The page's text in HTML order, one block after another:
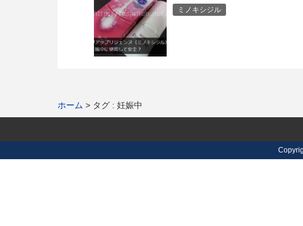
ホーム タグ : 妊娠中
ミノキシジル